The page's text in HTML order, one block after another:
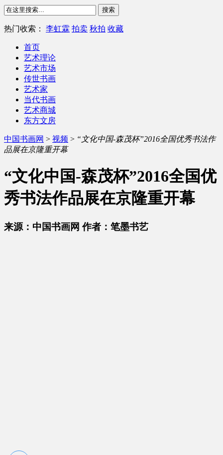
热门收索： 李虹霖 拍卖 秋拍 收藏
首页
艺术理论
艺术市场
传世书画
艺术家
当代书画
艺术商城
东方文房
中国书画网 > 视频 > “文化中国-森茂杯”2016全国优秀书法作
品展在京隆重开幕
“文化中国-森茂杯”2016全国优
秀书法作品展在京隆重开幕
来源：中国书画网 作者：笔墨书艺